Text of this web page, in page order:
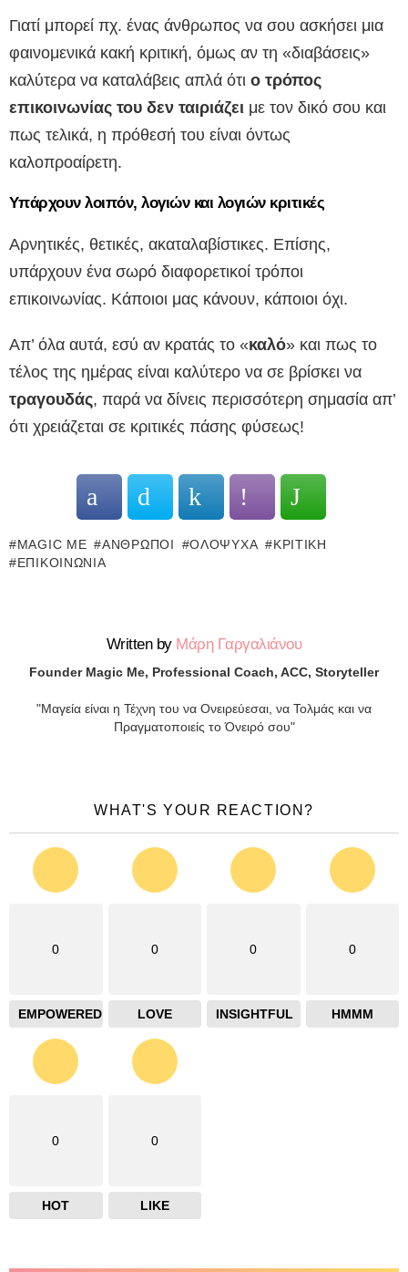
Γιατί μπορεί πχ. ένας άνθρωπος να σου ασκήσει μια
φαινομενικά κακή κριτική, όμως αν τη «διαβάσεις»
καλύτερα να καταλάβεις απλά ότι ο τρόπος
επικοινωνίας του δεν ταιριάζει με τον δικό σου και
πως τελικά, η πρόθεσή του είναι όντως
καλοπροαίρετη.
Υπάρχουν λοιπόν, λογιών και λογιών κριτικές
Αρνητικές, θετικές, ακαταλαβίστικες. Επίσης,
υπάρχουν ένα σωρό διαφορετικοί τρόποι
επικοινωνίας. Κάποιοι μας κάνουν, κάποιοι όχι.
Απ’ όλα αυτά, εσύ αν κρατάς το «καλό» και πως το
τέλος της ημέρας είναι καλύτερο να σε βρίσκει να
τραγουδάς, παρά να δίνεις περισσότερη σημασία απ’
ότι χρειάζεται σε κριτικές πάσης φύσεως!
MAGIC ME ΆΝΘΡΩΠΟΙ ΟΛΌΨΥΧΑ
ΚΡΙΤΙΚΉ
ΕΠΙΚΟΙΝΩΝΊΑ
Written by Μάρη Γαργαλιάνου
Founder Magic Me, Professional Coach, ACC, Storyteller
"Μαγεία είναι η Τέχνη του να Ονειρεύεσαι, να Τολμάς και να
Πραγματοποιείς το Όνειρό σου"
WHAT'S YOUR REACTION?
0
EMPOWERED
0
LOVE
0
INSIGHTFUL
0
HMMM
0
HOT
0
LIKE